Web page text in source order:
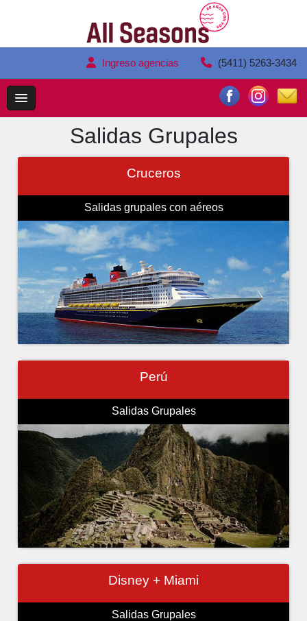
Ingreso agencias (5411) 5263-3434
Salidas Grupales
Cruceros
Salidas grupales con aéreos
Perú
Salidas Grupales
Disney + Miami
Salidas Grupales